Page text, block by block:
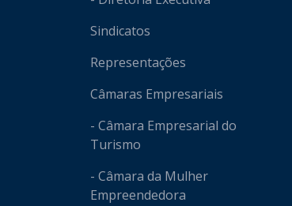
Sindicatos
Representações
Câmaras Empresariais
- Câmara Empresarial do
Turismo
- Câmara da Mulher
Empreendedora